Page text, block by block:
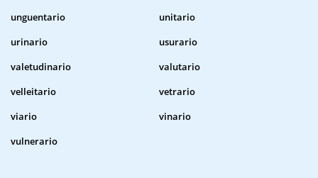
unguentario
unitario
urinario
usurario
valetudinario
valutario
velleitario
vetrario
viario
vinario
vulnerario